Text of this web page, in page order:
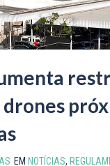
EM NOTÍCIAS,